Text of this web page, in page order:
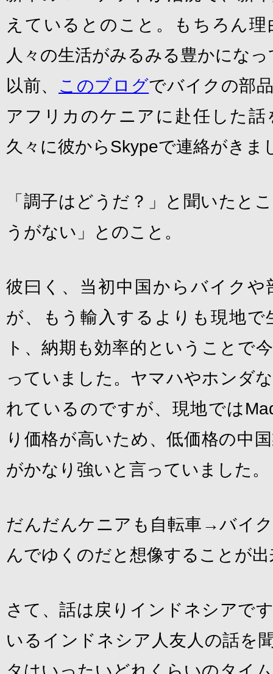
えているとのこと。もちろん
人々の生活がみるみる豊かにな
以前、 このブログでバイクの部
アフリカのケニアに赴任した
久々に彼からSkypeで連絡がきま
「調子はどうだ？」と聞いたと
うがない」とのこと。
彼曰く、当初中国からバイク
が、もう輸入するよりも現地
ト、納期も効率的ということで
っていました。ヤマハやホンダ
れているのですが、現地では
り価格が高いため、低価格の中
がかなり強いと言っていました。
だんだんケニアも自転車→バイ
んでゆくのだと想像することが
さて、話は戻りインドネシアで
いるインドネシア人友人の話を